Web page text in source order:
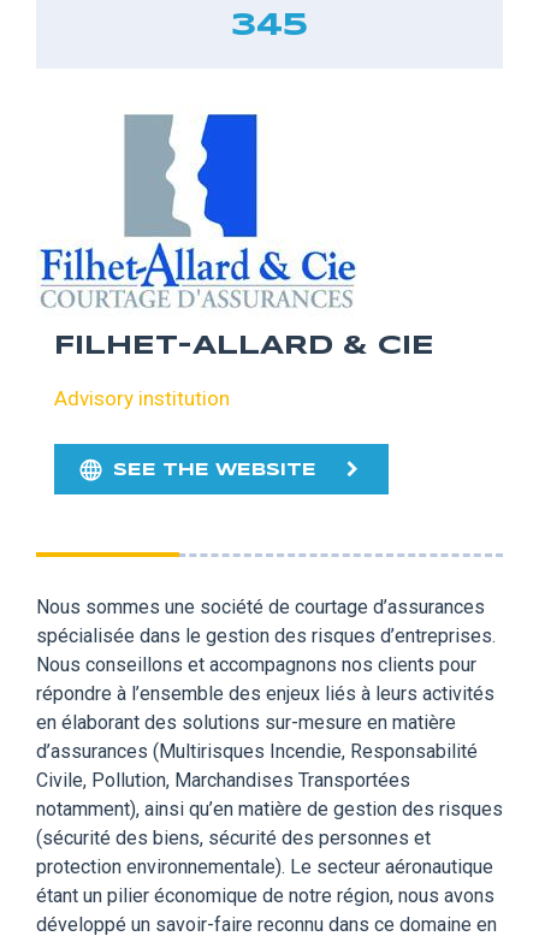
345
FILHET-ALLARD & CIE
Advisory institution
SEE THE WEBSITE
Nous sommes une société de courtage d’assurances
spécialisée dans le gestion des risques d’entreprises.
Nous conseillons et accompagnons nos clients pour
répondre à l’ensemble des enjeux liés à leurs activités
en élaborant des solutions sur-mesure en matière
d’assurances (Multirisques Incendie, Responsabilité
Civile, Pollution, Marchandises Transportées
notamment), ainsi qu’en matière de gestion des risques
(sécurité des biens, sécurité des personnes et
protection environnementale). Le secteur aéronautique
étant un pilier économique de notre région, nous avons
développé un savoir-faire reconnu dans ce domaine en